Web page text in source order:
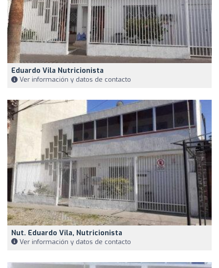
Eduardo Vila Nutricionista
Ver información y datos de contacto
Nut. Eduardo Vila, Nutricionista
Ver información y datos de contacto